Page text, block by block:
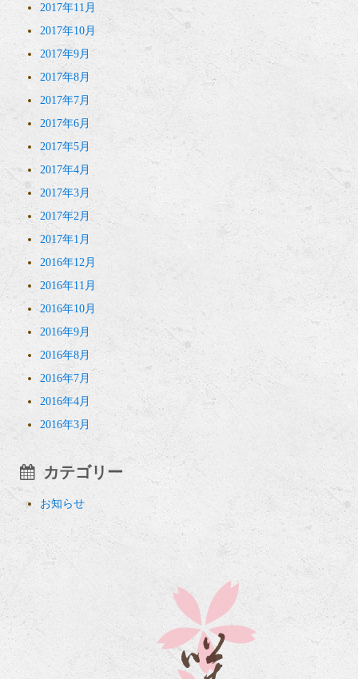
2017年11月
2017年10月
2017年9月
2017年8月
2017年7月
2017年6月
2017年5月
2017年4月
2017年3月
2017年2月
2017年1月
2016年12月
2016年11月
2016年10月
2016年9月
2016年8月
2016年7月
2016年4月
2016年3月
カテゴリー
お知らせ